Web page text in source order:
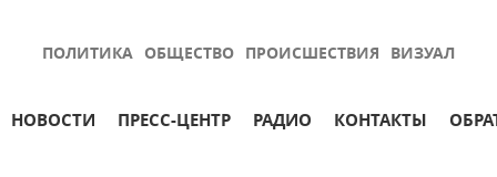
ПОЛИТИКА ОБЩЕСТВО ПРОИСШЕСТВИЯ ВИЗУАЛ
НОВОСТИ ПРЕСС-ЦЕНТР РАДИО КОНТАКТЫ